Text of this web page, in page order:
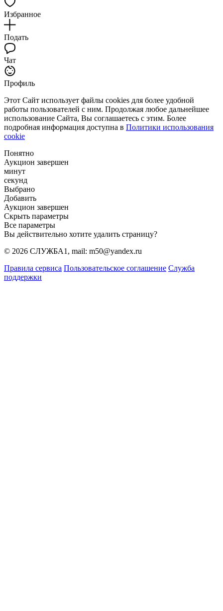
Избранное
Подать
Чат
Профиль
Этот Сайт использует файлы cookies для более удобной
работы пользователей с ним. Продолжая любое дальнейшее
использование Сайта, Вы соглашаетесь с этим. Более
подробная информация доступна в Политики использования
cookie
Понятно
Аукцион завершен
минут
секунд
Выбрано
Добавить
Аукцион завершен
Скрыть параметры
Все параметры
Вы действительно хотите удалить страницу?
© 2026 СЛУЖБА1, mail: m50@yandex.ru
Правила сервиса Пользовательское соглашение Служба
поддержки